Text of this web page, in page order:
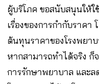
ผู้บริโภค ขอสนับสนุนให้ใ
เรื่องของการกำกับราคา
ต้นทุนราคาของโรงพยา
หากสามารถทำได้จริง ก็
การรักษาพยาบาล และล